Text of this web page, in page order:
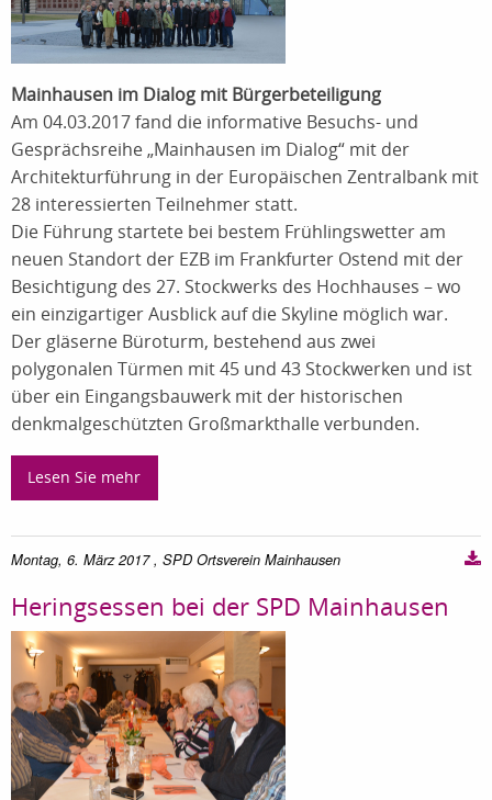
Mainhausen im Dialog mit Bürgerbeteiligung
Am 04.03.2017 fand die informative Besuchs- und
Gesprächsreihe „Mainhausen im Dialog“ mit der
Architekturführung in der Europäischen Zentralbank mit
28 interessierten Teilnehmer statt.
Die Führung startete bei bestem Frühlingswetter am
neuen Standort der EZB im Frankfurter Ostend mit der
Besichtigung des 27. Stockwerks des Hochhauses – wo
ein einzigartiger Ausblick auf die Skyline möglich war.
Der gläserne Büroturm, bestehend aus zwei
polygonalen Türmen mit 45 und 43 Stockwerken und ist
über ein Eingangsbauwerk mit der historischen
denkmalgeschützten Großmarkthalle verbunden.
Lesen Sie mehr
Montag, 6. März 2017 , SPD Ortsverein Mainhausen
Heringsessen bei der SPD Mainhausen